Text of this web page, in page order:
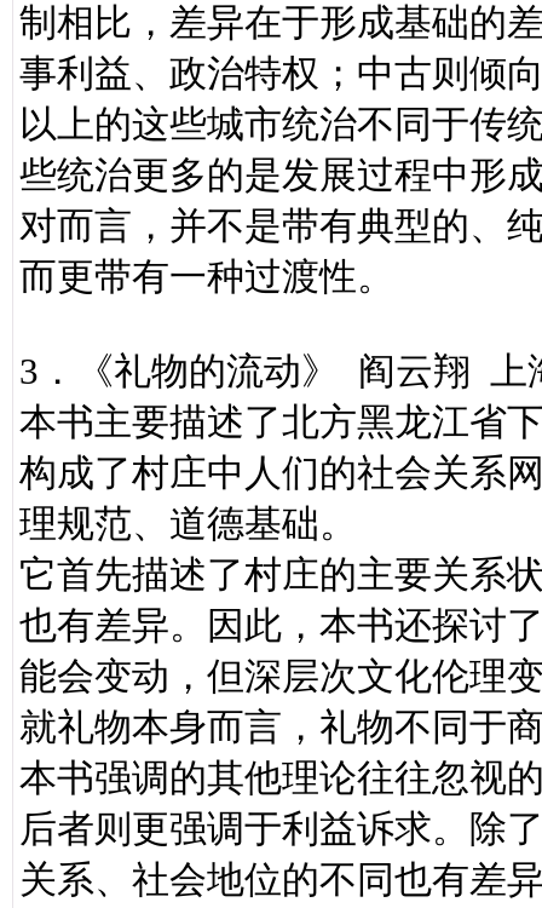
制相比，差异在于形成基础的
事利益、政治特权；中古则倾
以上的这些城市统治不同于传
些统治更多的是发展过程中形
对而言，并不是带有典型的、
而更带有一种过渡性。
3．《礼物的流动》 阎云翔 上
本书主要描述了北方黑龙江省
构成了村庄中人们的社会关系
理规范、道德基础。
它首先描述了村庄的主要关系
也有差异。因此，本书还探讨
能会变动，但深层次文化伦理
就礼物本身而言，礼物不同于
本书强调的其他理论往往忽视
后者则更强调于利益诉求。除
关系、社会地位的不同也有差